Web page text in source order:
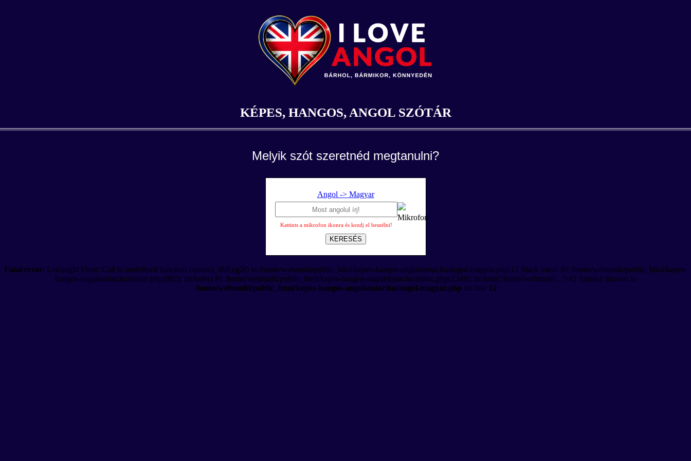
KÉPES, HANGOS, ANGOL SZÓTÁR
Melyik szót szeretnéd megtanulni?
Angol -> Magyar
Kattints a mikrofon ikonra és kezdj el beszélni!
KERESÉS
Fatal error: Uncaught Error: Call to undefined function connect_dbEng2() in /home/webmulti/public_html/kepes-hangos-angolszotar.hu/angol-magyar.php:12 Stack trace: #0 /home/webmulti/public_html/kepes-
hangos-angolszotar.hu/szotar.php(892): include() #1 /home/webmulti/public_html/kepes-hangos-angolszotar.hu/index.php(2349): include('/home/webmulti/...') #2 {main} thrown in
/home/webmulti/public_html/kepes-hangos-angolszotar.hu/angol-magyar.php on line 12